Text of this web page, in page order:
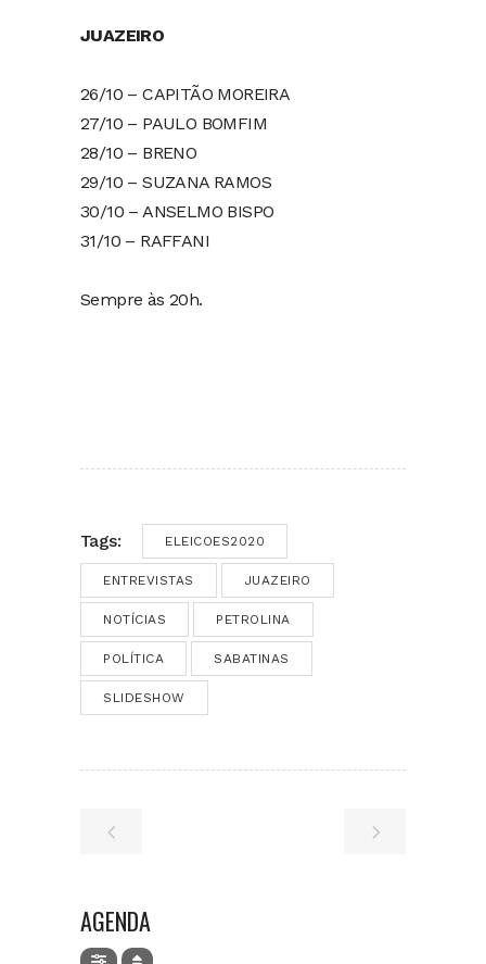
JUAZEIRO
26/10 – CAPITÃO MOREIRA
27/10 – PAULO BOMFIM
28/10 – BRENO
29/10 – SUZANA RAMOS
30/10 – ANSELMO BISPO
31/10 – RAFFANI
Sempre às 20h.
Tags: ELEICOES2020
ENTREVISTAS JUAZEIRO
NOTÍCIAS PETROLINA
POLÍTICA SABATINAS
SLIDESHOW
AGENDA